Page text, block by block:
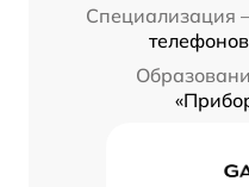
Специализация –